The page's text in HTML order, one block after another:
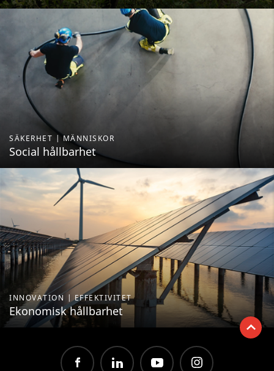
SÄKERHET | MÄNNISKOR
Social hållbarhet
INNOVATION | EFFEKTIVITET
Ekonomisk hållbarhet